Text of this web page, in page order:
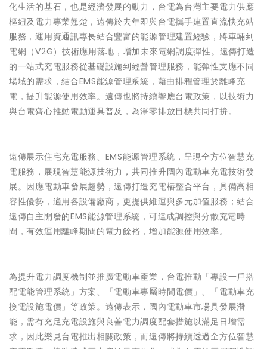
化生活的基石，也是經濟發展的動力，台電為台灣主要電力供應
樞紐及電力專業翹楚，遠傳於去年即與台電攜手建置直流快充站
服務，運用資通訊專長結合豐富的能源管理建置經驗，將車輛到
電網（V2G）技術應用落地，增加未來電網調度彈性。遠傳打造
的一站式充電服務從基礎設施到經營管理服務，能彈性支應不同
場域的需求，結合EMS能源管理系統，藉由排程管理於離峰充
電，提升能源使用效率。遠傳也將持續響應台電政策，以技術力
與台電齊心推動電動運具普及，為淨零排放目標共同打拚。
遠傳展示住宅充電服務、EMS能源管理系統，呈現全方位智慧充
電服務，展現智慧能源技術力，共同推升國內電動車充電技術發
展。因應電動車發展趨勢，遠傳打造充電樁整合平台，具備高相
容性優勢，適用各設備廠商，更提供維運與多元加值服務；結合
遠傳自主開發的EMS能源管理系統，可達成調控與分散充電時
間，有效運用離峰期間的電力餘裕，增加能源使用效率。
為提升電力調度機制並推廣電動車產業，台電推動「專設一戶搭
配電能管理系統」方案、「電動車專屬時間電價」、「電動車充
換電設施電價」等政策。遠傳表示，國內電動車市場具發展潛
能，需有充足充電設施與良善電力調度配套措施以滿足日增需
求，因此樂見台電推出相關政策，而遠傳將持續透過全方位智慧